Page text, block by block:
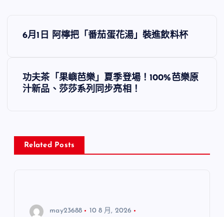
導
覽
6月1日 阿檸把「番茄蛋花湯」裝進飲料杯
功夫茶「果嶼芭樂」夏季登場！100%芭樂原
汁新品、莎莎系列同步亮相！
Related Posts
may23688
10 8 月, 2026